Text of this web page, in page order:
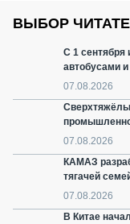
ВЫБОР
С 1 сентября
автобусами и
07.08.2026
07.08.2026
КАМАЗ
тягачей
07.08.2026
В Китае